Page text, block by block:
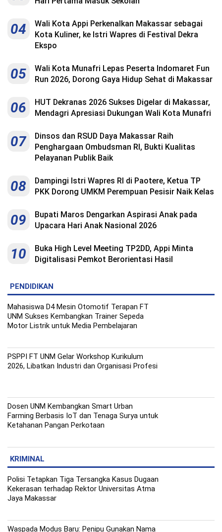
Copyright
2026
All
Right
Reserve
04
Wali Kota Appi Perkenalkan Makassar sebagai
Kota Kuliner, ke Istri Wapres di Festival Dekra
Ekspo
05
Wali Kota Munafri Lepas Peserta Indomaret Fun
Run 2026, Dorong Gaya Hidup Sehat di Makassar
06
HUT Dekranas 2026 Sukses Digelar di Makassar,
Mendagri Apresiasi Dukungan Wali Kota Munafri
07
Dinsos dan RSUD Daya Makassar Raih
Penghargaan Ombudsman RI, Bukti Kualitas
Pelayanan Publik Baik
08
Dampingi Istri Wapres RI di Paotere, Ketua TP
PKK Dorong UMKM Perempuan Pesisir Naik Kelas
09
Bupati Maros Dengarkan Aspirasi Anak pada
Upacara Hari Anak Nasional 2026
10
Buka High Level Meeting TP2DD, Appi Minta
Digitalisasi Pemkot Berorientasi Hasil
PENDIDIKAN
Mahasiswa D4 Mesin Otomotif Terapan FT
UNM Sukses Kembangkan Trainer Sepeda
Motor Listrik untuk Media Pembelajaran
PSPPI FT UNM Gelar Workshop Kurikulum
2026, Libatkan Industri dan Organisasi Profesi
Dosen UNM Kembangkan Smart Urban
Farming Berbasis IoT dan Tenaga Surya untuk
Ketahanan Pangan Perkotaan
KRIMINAL
Polisi Tetapkan Tiga Tersangka Kasus Dugaan
Kekerasan terhadap Rektor Universitas Atma
Jaya Makassar
Waspada Modus Baru: Penipu Gunakan Nama